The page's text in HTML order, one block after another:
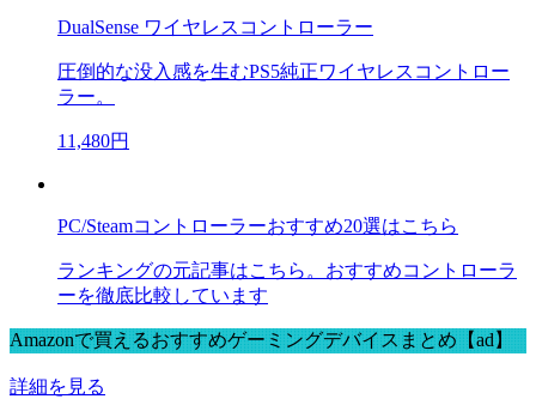
DualSense ワイヤレスコントローラー
圧倒的な没入感を生むPS5純正ワイヤレスコントロー
ラー。
11,480円
PC/Steamコントローラーおすすめ20選はこちら
ランキングの元記事はこちら。おすすめコントローラ
ーを徹底比較しています
Amazonで買えるおすすめゲーミングデバイスまとめ【ad】
詳細を見る